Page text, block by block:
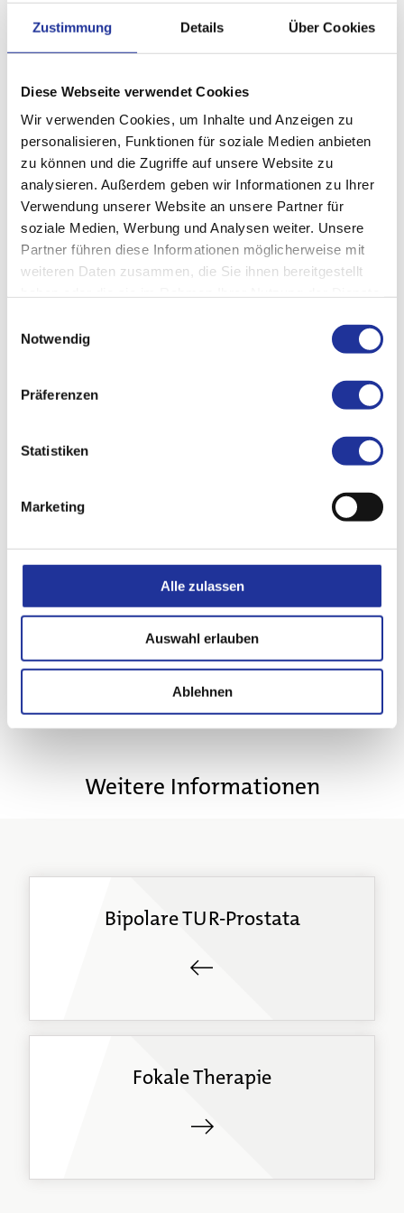
Zustimmung Details Über Cookies
Diese Webseite verwendet Cookies
Wir verwenden Cookies, um Inhalte und Anzeigen zu
personalisieren, Funktionen für soziale Medien anbieten
zu können und die Zugriffe auf unsere Website zu
analysieren. Außerdem geben wir Informationen zu Ihrer
Verwendung unserer Website an unsere Partner für
soziale Medien, Werbung und Analysen weiter. Unsere
Partner führen diese Informationen möglicherweise mit
weiteren Daten zusammen, die Sie ihnen bereitgestellt
Notwendig
Präferenzen
Statistiken
Marketing
Alle zulassen
Auswahl erlauben
Ablehnen
Jobs & Karriere
Aktuelles
Kontakt
Für Notfälle
Prostataentfernung bei Prostatakrebs (radikale
Prostatektomie)
Entfernung von Prostataadenomen bei sehr
Entfernung von Nierentumoren (nierenerhaltend)
Nierenbeckenplastik
Was sind die Vorteile für Sie als Patient?
Das Da Vinci System bietet zahlreiche Vorteile, die wir
Weniger Schmerzen nach Operation
Kürzerer Spitalaufenthalt
Zurück zur Übersicht
Weitere Informationen
Bipolare TUR-Prostata
Fokale Therapie